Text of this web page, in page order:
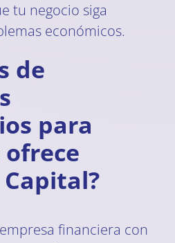
tu negocio siga
económicos.
de
para
financiera con